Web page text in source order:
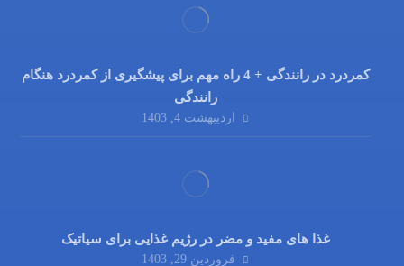
کمردرد در رانندگی + 4 راه مهم برای پیشگیری از کمردرد هنگام
رانندگی
اردیبهشت 4, 1403
غذا های مفید و مضر در رژیم غذایی برای سیاتیک
فروردین 29, 1403